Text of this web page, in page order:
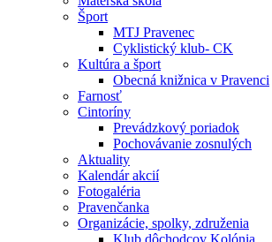
Šport
MTJ Pravenec
Cyklistický klub- CK
Kultúra a šport
Obecná knižnica v Pravenci
Farnosť
Cintoríny
Prevádzkový poriadok
Pochovávanie zosnulých
Aktuality
Kalendár akcií
Fotogaléria
Pravenčanka
Organizácie, spolky, združenia
Klub dôchodcov Kolónia